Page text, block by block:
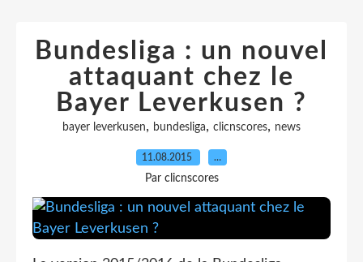
Bundesliga : un nouvel
attaquant chez le
Bayer Leverkusen ?
bayer leverkusen, bundesliga, clicnscores, news
11.08.2015 …
Par clicnscores